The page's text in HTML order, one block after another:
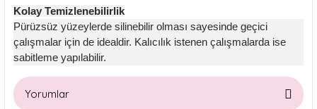
Kolay Temizlenebilirlik
Pürüzsüz yüzeylerde silinebilir olması sayesinde geçici
çalışmalar için de idealdir. Kalıcılık istenen çalışmalarda ise
sabitleme yapılabilir.
Yorumlar